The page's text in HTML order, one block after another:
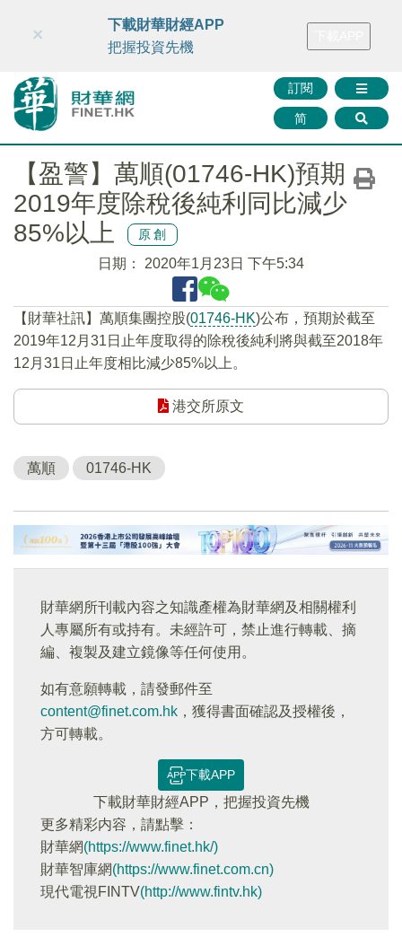
財華智庫網 FINTV FINMETA 財華證券 媒體矩陣
訂閱
简
×
下載財華財經APP
把握投資先機
【盈警】萬順(01746-HK)預期
2019年度除稅後純利同比減少
85%以上
原創
日期： 2020年1月23日 下午5:34
【財華社訊】萬順集團控股(01746-HK)公布，預期於截至
2019年12月31日止年度取得的除稅後純利將與截至2018年
12月31日止年度相比減少85%以上。
港交所原文
萬順 01746-HK
財華網所刊載內容之知識產權為財華網及相關權利
人專屬所有或持有。未經許可，禁止進行轉載、摘
編、複製及建立鏡像等任何使用。
如有意願轉載，請發郵件至
content@finet.com.hk ，獲得書面確認及授權後，
方可轉載。
下載APP
下載財華財經APP，把握投資先機
更多精彩内容，請點擊：
財華網(https://www.finet.hk/)
財華智庫網(https://www.finet.com.cn)
現代電視FINTV(http://www.fintv.hk)